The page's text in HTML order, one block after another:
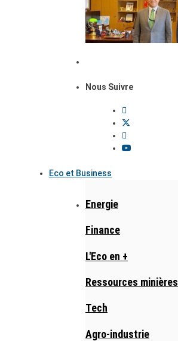
Nous Suivre
Eco et Business
Energie
Finance
L'Eco en +
Ressources minières
Tech
Agro-industrie